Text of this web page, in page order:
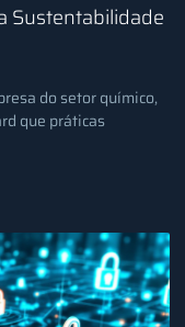
Sustentabilidade
do setor químico,
que práticas